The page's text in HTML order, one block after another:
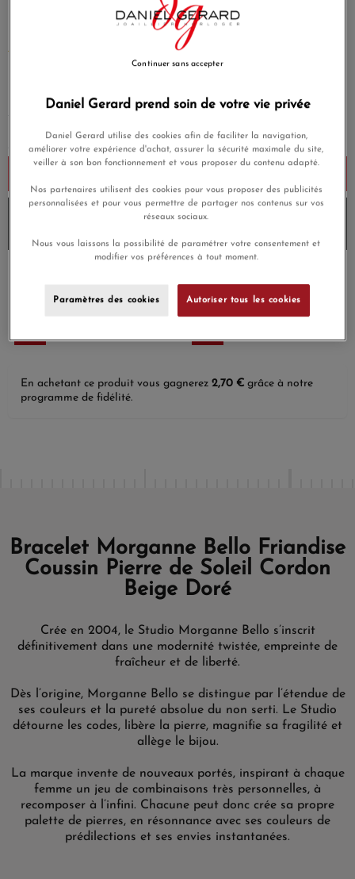
BRACELET CORDON BEIGE DORE COUSSIN PIERRE
DE SOLEIL (5.8 CARATS) ARGENT 925
10% de remise avec le codeDG10
En achetant ce produit vous gagnerez 2,70 € grâce à notre
programme de fidélité.
Bracelet Morganne Bello Friandise
Coussin Pierre de Soleil Cordon
Beige Doré
Crée en 2004, le Studio Morganne Bello s’inscrit
définitivement dans une modernité twistée, empreinte de
fraîcheur et de liberté.
Dès l’origine, Morganne Bello se distingue par l’étendue de
ses couleurs et la pureté absolue du non serti. Le Studio
détourne les codes, libère la pierre, magnifie sa fragilité et
allège le bijou.
La marque invente de nouveaux portés, inspirant à chaque
femme un jeu de combinaisons très personnelles, à
recomposer à l’infini. Chacune peut donc crée sa propre
palette de pierres, en résonnance avec ses couleurs de
prédilections et ses envies instantanées.
Daniel Gerard prend soin de votre vie privée
Daniel Gerard utilise des cookies afin de faciliter la navigation,
améliorer votre expérience d'achat, assurer la sécurité maximale du site,
veiller à son bon fonctionnement et vous proposer du contenu adapté.
Nos partenaires utilisent des cookies pour vous proposer des publicités
personnalisées et pour vous permettre de partager nos contenus sur vos
réseaux sociaux.
Nous vous laissons la possibilité de paramétrer votre consentement et
modifier vos préférences à tout moment.
Paramètres des cookies Autoriser tous les cookies
Continuer sans accepter